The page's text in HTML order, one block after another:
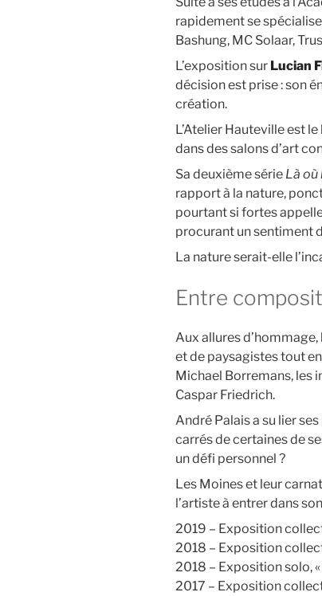
rapidement se
Bashung, MC Solaar,
L’exposition sur Lucian
décision est prise : son
création.
L’Atelier Hauteville est
dans des salons d’art
Sa deuxième série Là où
rapport à la nature,
pourtant si fortes
procurant un sentiment
La nature serait-elle
Entre
Aux allures
et de paysagistes tout
Michael Borremans, les
Caspar Friedrich.
André Palais a su lier
carrés de certaines de
un défi personnel ?
Les Moines et leur
l’artiste à entrer dans
2019 – Exposition
2018 – Exposition
2018 – Exposition solo,
2017 – Exposition